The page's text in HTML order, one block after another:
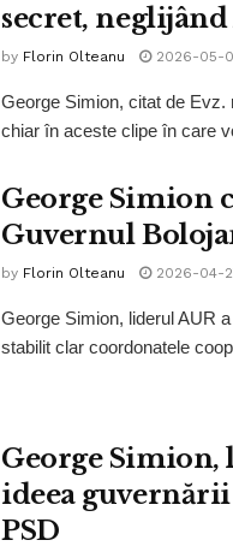
secret, neglijând
by Florin Olteanu 2026-05-
George Simion, citat de Evz.
chiar în aceste clipe în care
George Simion
Guvernul
by Florin Olteanu 2026-04-
George Simion, liderul AUR
stabilit clar coordonatele
George Simion,
ideea
PSD